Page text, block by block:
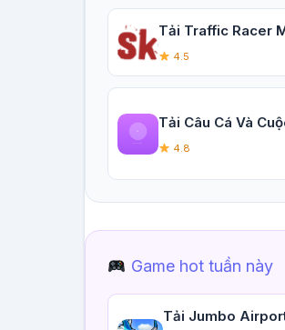
Tải Traffic Racer
4.5
Tải Câu Cá Và
4.8
Game hot tuần này
Tải Jumbo